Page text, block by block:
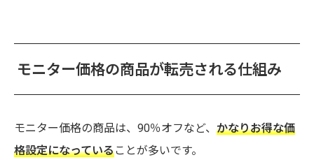
モニター価格の商品が転売される仕組み
モニター価格の商品は、90％オフなど、 かなりお得な価
格設定になっていることが多いです。